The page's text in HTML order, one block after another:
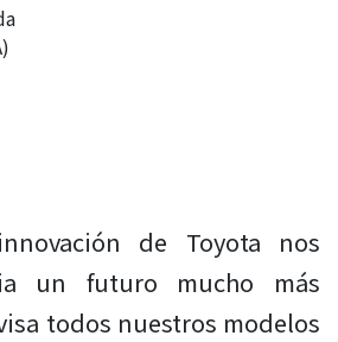
de Toyota nos
un futuro mucho más
todos nuestros modelos